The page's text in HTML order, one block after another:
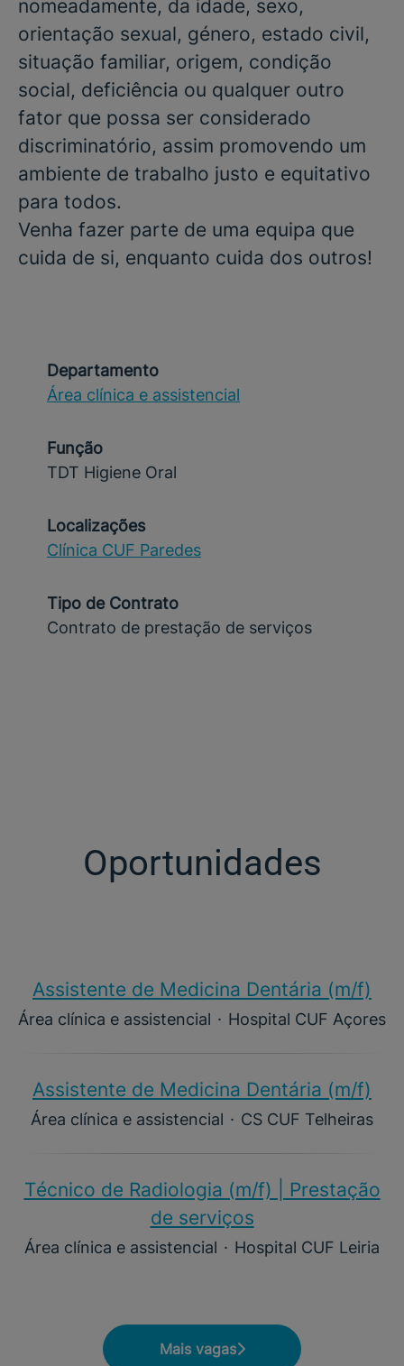
nomeadamente, da idade, sexo,
orientação sexual, género, estado civil,
situação familiar, origem, condição
social, deficiência ou qualquer outro
fator que possa ser considerado
discriminatório, assim promovendo um
ambiente de trabalho justo e equitativo
para todos.
Venha fazer parte de uma equipa que
cuida de si, enquanto cuida dos outros!
Departamento
Área clínica e assistencial
Função
TDT Higiene Oral
Localizações
Clínica CUF Paredes
Tipo de Contrato
Contrato de prestação de serviços
Oportunidades
Assistente de Medicina Dentária (m/f)​
Área clínica e assistencial · Hospital CUF Açores
Assistente de Medicina Dentária (m/f)​
Área clínica e assistencial · CS CUF Telheiras
Técnico de Radiologia (m/f) | Prestação
de serviços
Área clínica e assistencial · Hospital CUF Leiria
Mais vagas